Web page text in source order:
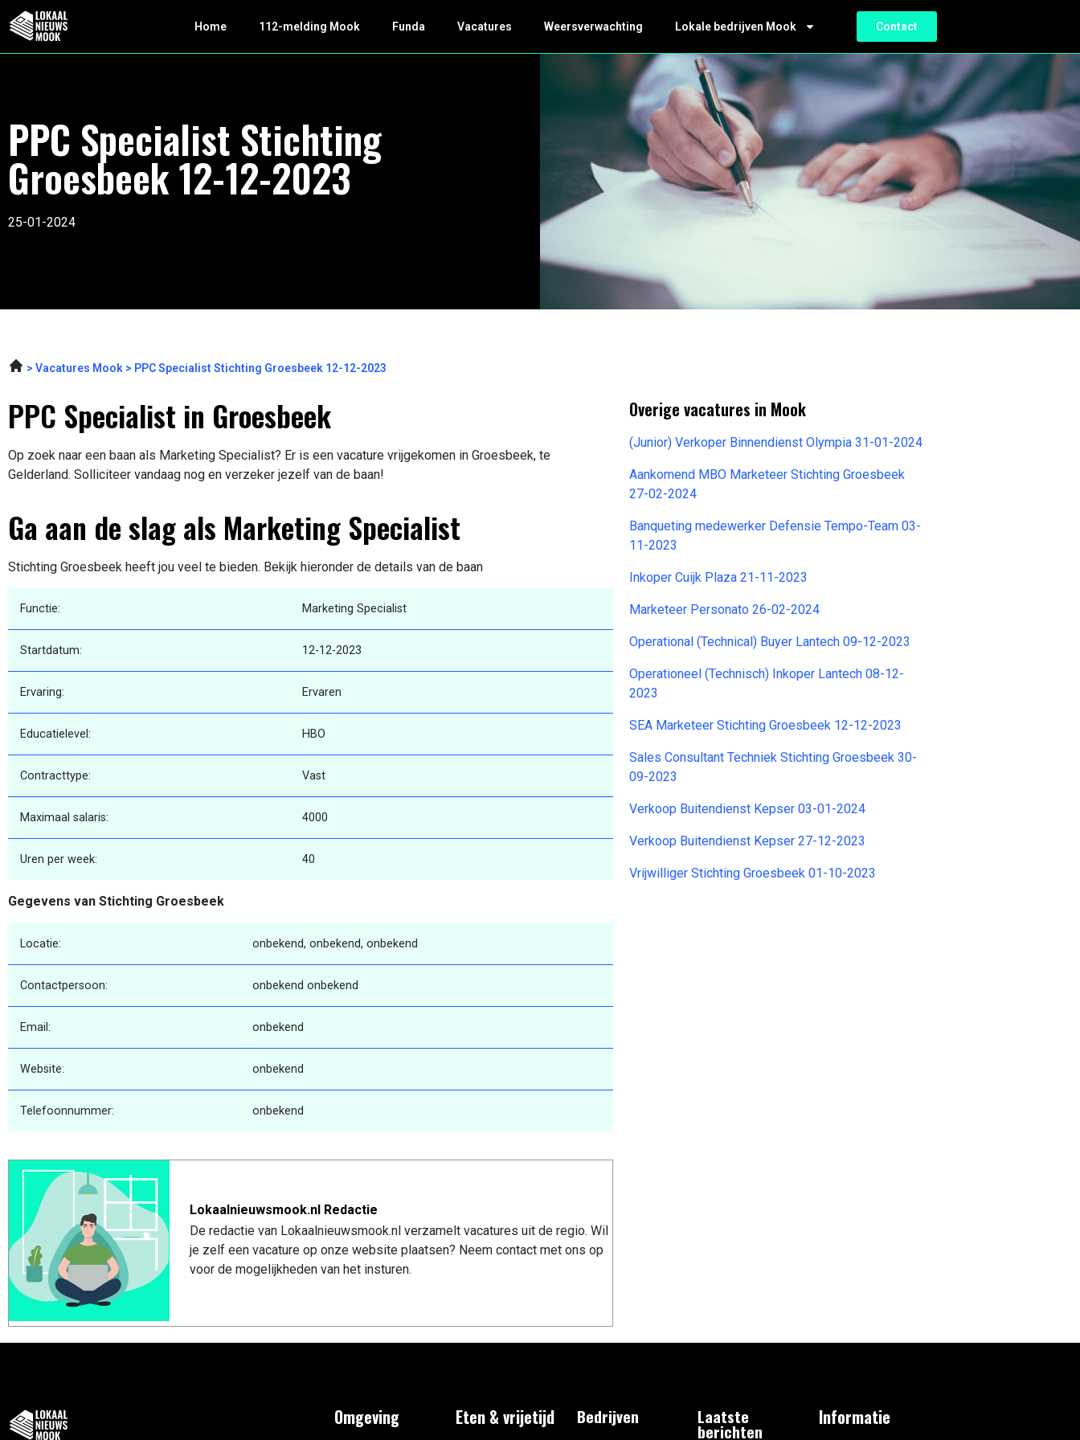
Home 112-melding Mook Funda Vacatures Weersverwachting Lokale bedrijven Mook Contact
PPC Specialist Stichting
Groesbeek 12-12-2023
25-01-2024
Vacatures Mook PPC Specialist Stichting Groesbeek 12-12-2023
PPC Specialist in Groesbeek
Op zoek naar een baan als Marketing Specialist? Er is een vacature vrijgekomen in Groesbeek, te
Gelderland. Solliciteer vandaag nog en verzeker jezelf van de baan!
Ga aan de slag als Marketing Specialist
Stichting Groesbeek heeft jou veel te bieden. Bekijk hieronder de details van de baan
Functie: Marketing Specialist
Startdatum: 12-12-2023
Ervaring: Ervaren
Educatielevel: HBO
Contracttype: Vast
Maximaal salaris: 4000
Uren per week: 40
Gegevens van Stichting Groesbeek
Locatie: onbekend, onbekend, onbekend
Contactpersoon: onbekend onbekend
Email: onbekend
Website: onbekend
Telefoonnummer: onbekend
Lokaalnieuwsmook.nl Redactie
De redactie van Lokaalnieuwsmook.nl verzamelt vacatures uit de regio. Wil
je zelf een vacature op onze website plaatsen? Neem contact met ons op
voor de mogelijkheden van het insturen.
Overige vacatures in Mook
(Junior) Verkoper Binnendienst Olympia 31-01-2024
Aankomend MBO Marketeer Stichting Groesbeek
27-02-2024
Banqueting medewerker Defensie Tempo-Team 03-
11-2023
Inkoper Cuijk Plaza 21-11-2023
Marketeer Personato 26-02-2024
Operational (Technical) Buyer Lantech 09-12-2023
Operationeel (Technisch) Inkoper Lantech 08-12-
2023
SEA Marketeer Stichting Groesbeek 12-12-2023
Sales Consultant Techniek Stichting Groesbeek 30-
09-2023
Verkoop Buitendienst Kepser 03-01-2024
Verkoop Buitendienst Kepser 27-12-2023
Vrijwilliger Stichting Groesbeek 01-10-2023
Omgeving Eten & vrijetijd Bedrijven Laatste
berichten
Informatie